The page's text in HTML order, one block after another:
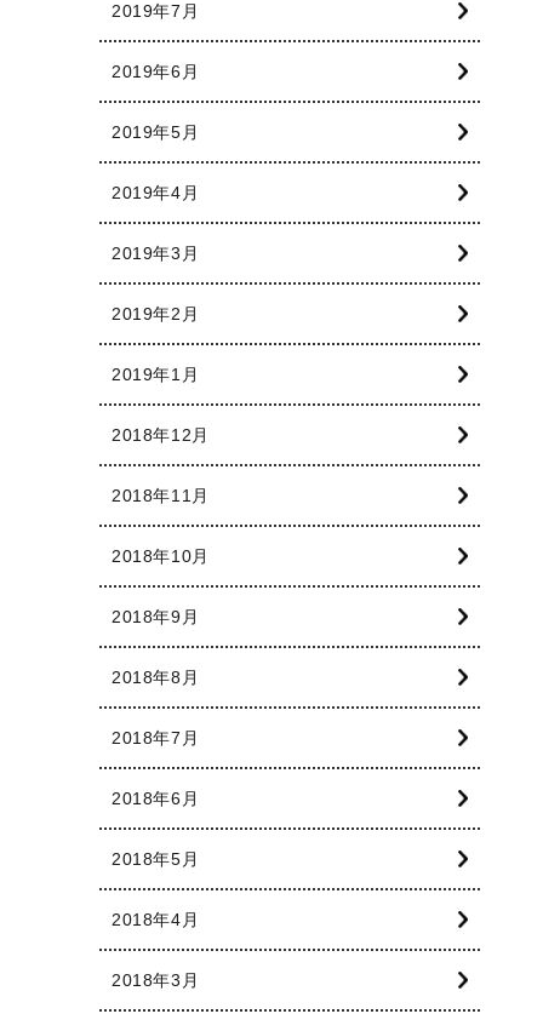
2019年7月
2019年6月
2019年5月
2019年4月
2019年3月
2019年2月
2019年1月
2018年12月
2018年11月
2018年10月
2018年9月
2018年8月
2018年7月
2018年6月
2018年5月
2018年4月
2018年3月